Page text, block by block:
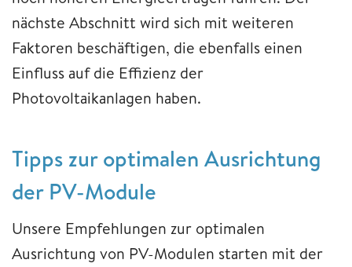
nächste Abschnitt wird sich mit weiteren
Faktoren beschäftigen, die ebenfalls einen
Einfluss auf die Effizienz der
Photovoltaikanlagen haben.
Tipps zur optimalen Ausrichtung
der PV-Module
Unsere Empfehlungen zur optimalen
Ausrichtung von PV-Modulen starten mit der